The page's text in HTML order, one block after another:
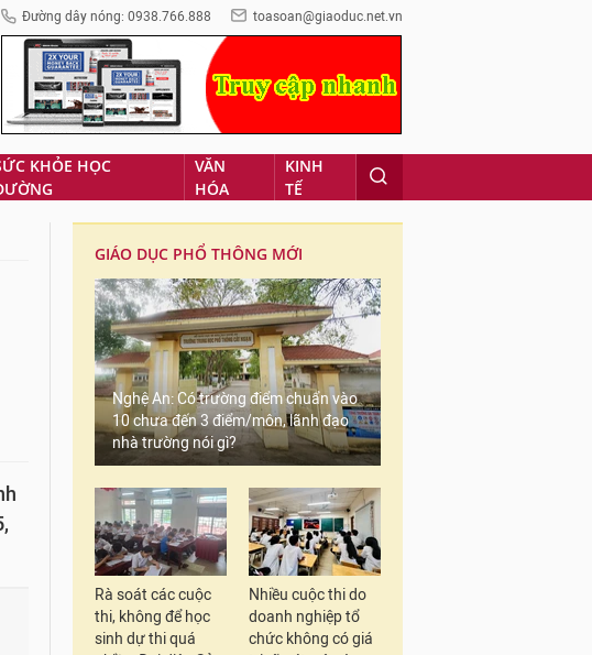
Đường dây nóng: 0938.766.888 toasoan@giaoduc.net.vn
KHỎE HỌC
VĂN
HÓA
KINH
TẾ
GIÁO DỤC PHỔ THÔNG MỚI
Nghệ An: Có trường điểm chuẩn vào
10 chưa đến 3 điểm/môn, lãnh đạo
nhà trường nói gì?
Rà soát các cuộc
thi, không để học
sinh dự thi quá
Nhiều cuộc thi do
doanh nghiệp tổ
chức không có giá